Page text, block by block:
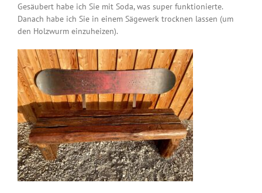
Gesäubert habe ich Sie mit Soda, was super funktionierte.
Danach habe ich Sie in einem Sägewerk trocknen lassen (um
den Holzwurm einzuheizen).